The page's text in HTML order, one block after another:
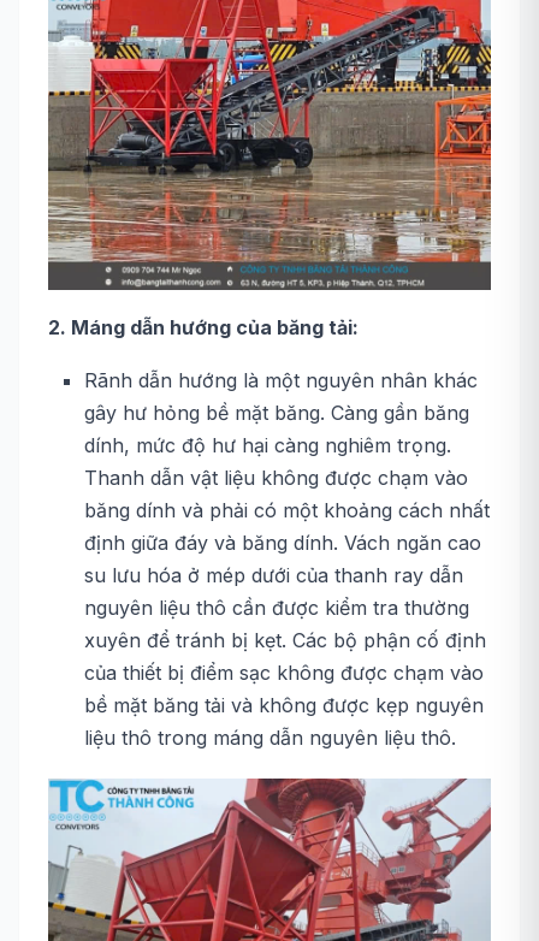
2. Máng dẫn hướng của băng tải:
Rãnh dẫn hướng là một nguyên nhân khác
gây hư hỏng bề mặt băng. Càng gần băng
dính, mức độ hư hại càng nghiêm trọng.
Thanh dẫn vật liệu không được chạm vào
băng dính và phải có một khoảng cách nhất
định giữa đáy và băng dính. Vách ngăn cao
su lưu hóa ở mép dưới của thanh ray dẫn
nguyên liệu thô cần được kiểm tra thường
xuyên để tránh bị kẹt. Các bộ phận cố định
của thiết bị điểm sạc không được chạm vào
bề mặt băng tải và không được kẹp nguyên
liệu thô trong máng dẫn nguyên liệu thô.